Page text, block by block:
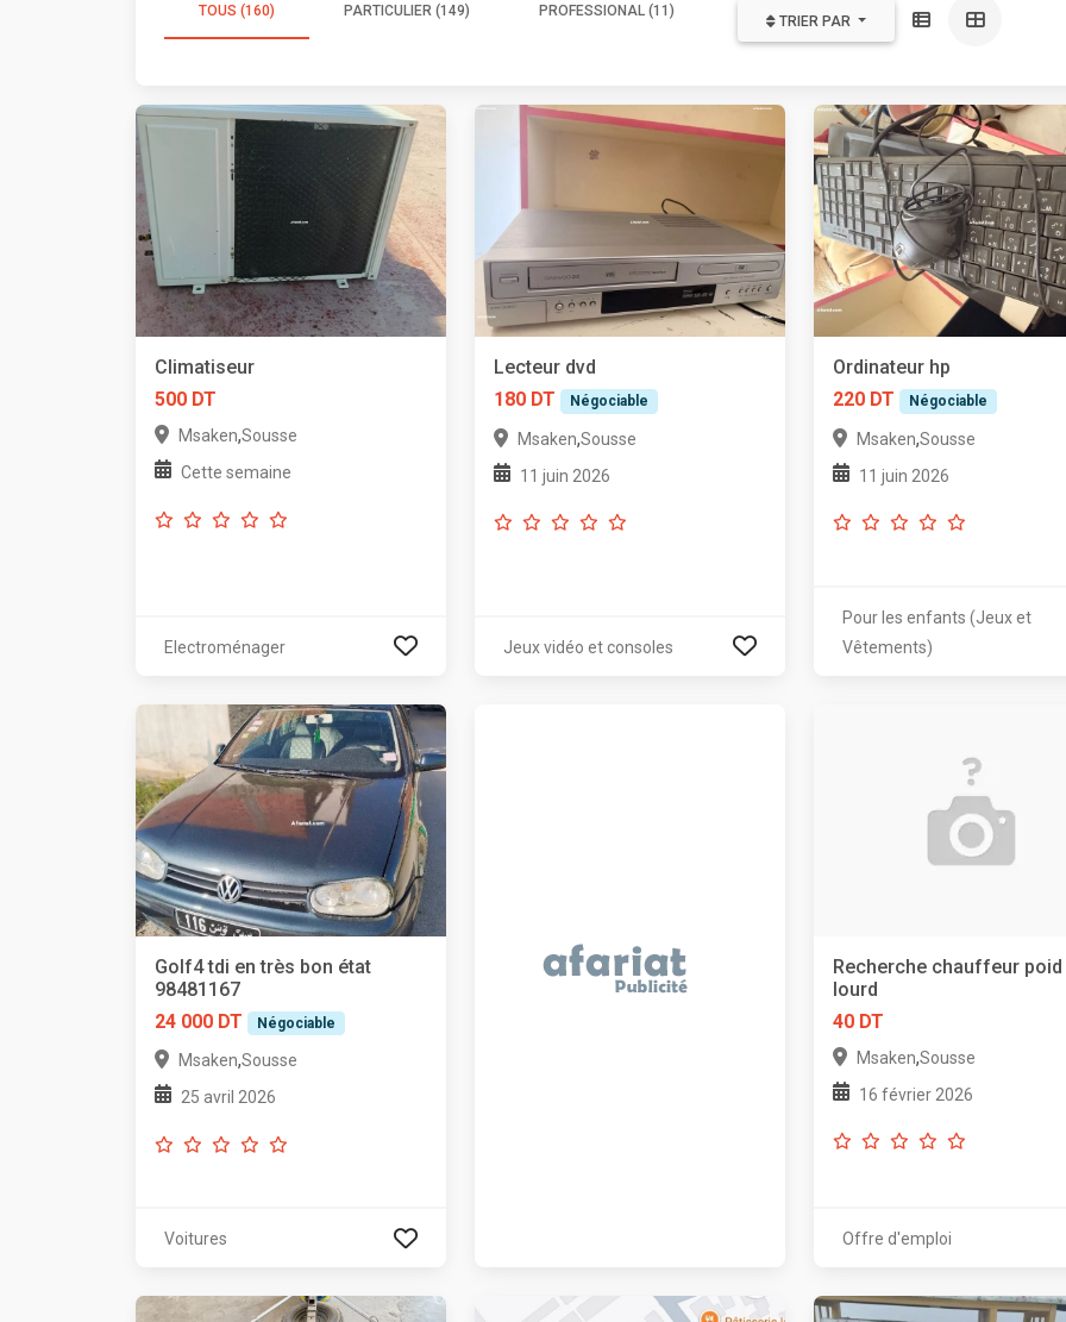
TOUS (160) PARTICULIER (149) PROFESSIONAL (11)
TRIER PAR
Climatiseur
500 DT
Msaken,Sousse
Cette semaine
Electroménager
Lecteur dvd
180 DT
Négociable
Msaken,Sousse
11 juin 2026
Jeux vidéo et consoles
Ordinateur hp
220 DT
Négociable
Msaken,Sousse
11 juin 2026
Pour les enfants (Jeux et
Vêtements)
Golf4 tdi en très bon état
98481167
24 000 DT
Négociable
Msaken,Sousse
25 avril 2026
Voitures
Recherche chauffeur poid
lourd
40 DT
Msaken,Sousse
16 février 2026
Offre d'emploi